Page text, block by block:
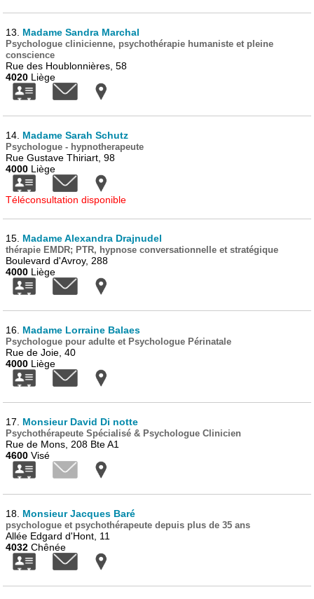
13. Madame Sandra Marchal
Psychologue clinicienne, psychothérapie humaniste et pleine
conscience
Rue des Houblonnières, 58
4020 Liège
14. Madame Sarah Schutz
Psychologue - hypnotherapeute
Rue Gustave Thiriart, 98
4000 Liège
Téléconsultation disponible
15. Madame Alexandra Drajnudel
thérapie EMDR; PTR, hypnose conversationnelle et stratégique
Boulevard d'Avroy, 288
4000 Liège
16. Madame Lorraine Balaes
Psychologue pour adulte et Psychologue Périnatale
Rue de Joie, 40
4000 Liège
17. Monsieur David Di notte
Psychothérapeute Spécialisé & Psychologue Clinicien
Rue de Mons, 208 Bte A1
4600 Visé
18. Monsieur Jacques Baré
psychologue et psychothérapeute depuis plus de 35 ans
Allée Edgard d'Hont, 11
4032 Chênée